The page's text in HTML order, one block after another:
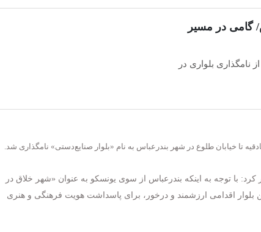
گامی در مسیر
بلواری در
تا خیابان طلوع در شهر بندرعباس به نام «بلوار صنایع‌دستی» نامگذاری شد.
با توجه به اینکه بندرعباس از سوی یونسکو به عنوان «شهر خلاق در
اقدامی ارزشمند و درخور، برای پاسداشت هویت فرهنگی و هنری